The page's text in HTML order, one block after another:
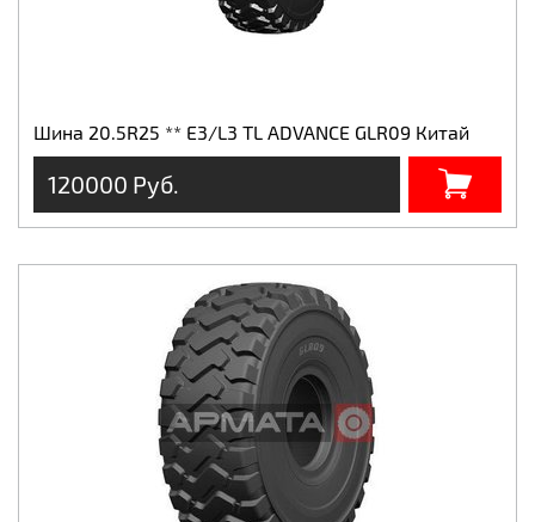
Шина 20.5R25 ** Е3/L3 TL ADVANCE GLR09 Китай
120000 Руб.